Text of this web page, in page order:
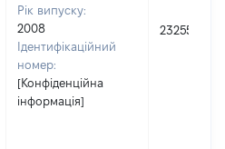
Рік випуску:
2008
Ідентифікаційний
номер:
[Конфіденційна
інформація]
232551